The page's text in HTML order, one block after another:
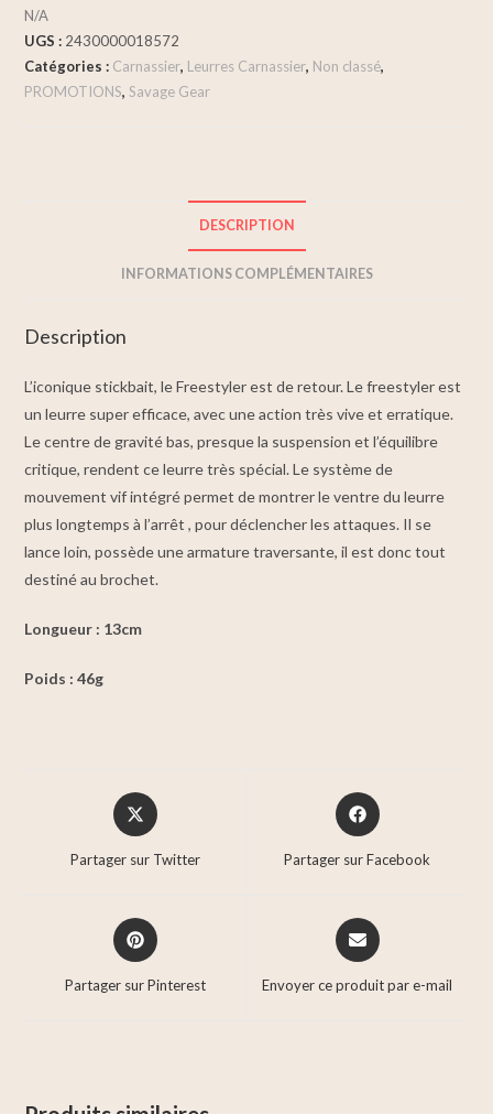
N/A
UGS : 2430000018572
Catégories : Carnassier, Leurres Carnassier, Non classé,
PROMOTIONS,Savage Gear
DESCRIPTION
INFORMATIONS COMPLÉMENTAIRES
Description
L’iconique stickbait, le Freestyler est de retour. Le freestyler est
un leurre super efficace, avec une action très vive et erratique.
Le centre de gravité bas, presque la suspension et l’équilibre
critique, rendent ce leurre très spécial. Le système de
mouvement vif intégré permet de montrer le ventre du leurre
plus longtemps à l’arrêt , pour déclencher les attaques. Il se
lance loin, possède une armature traversante, il est donc tout
destiné au brochet.
Longueur : 13cm
Poids : 46g
Partager sur Twitter Partager sur Facebook
Partager sur Pinterest Envoyer ce produit par e-mail